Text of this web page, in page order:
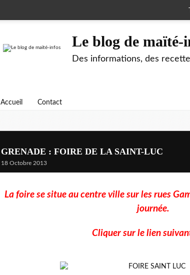
Le blog de maïté-
Des informations, des
Accueil Contact
GRENADE : FOIRE DE LA SAINT-LUC
18 Octobre 2013
La foire se situe au centre ville sur les rues
journée.
Cliquer sur le lien